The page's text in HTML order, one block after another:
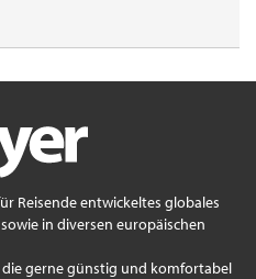
Reisende entwickeltes globales
in diversen europäischen
die gerne günstig und komfortabel